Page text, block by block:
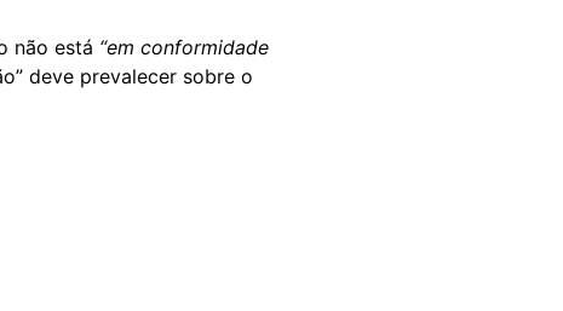
não está “em conformidade
deve prevalecer sobre o